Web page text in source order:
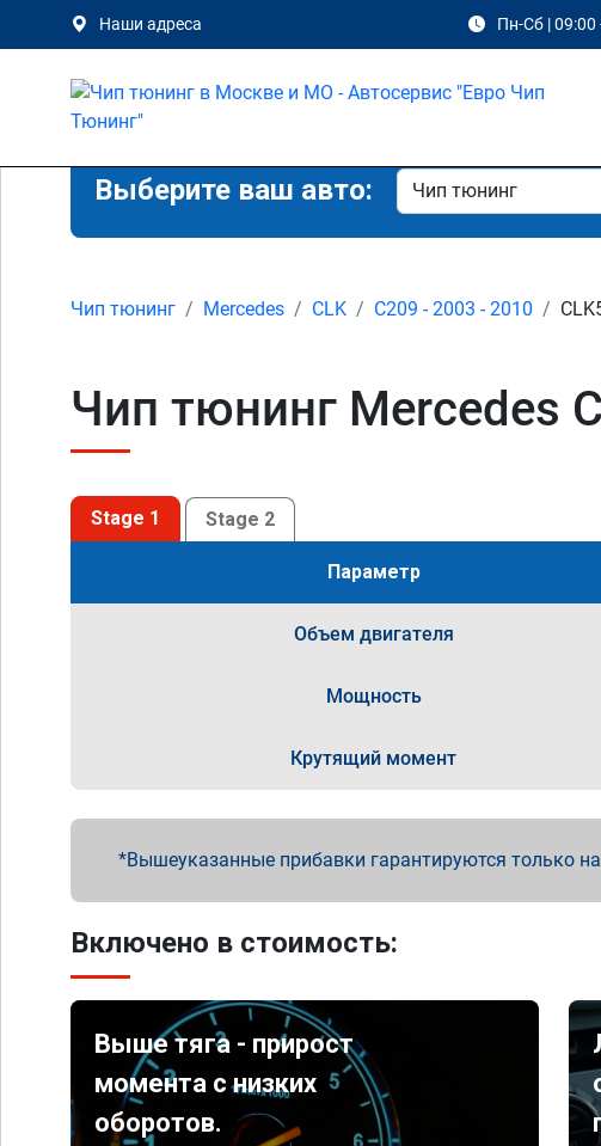
Наши адреса Пн-Сб | 09:00
Выберите ваш авто:
Чип тюнинг Mercedes CLK C209 - 2003 - 2010
Чип тюнинг Mercedes
Stage 1 Stage 2
Параметр
Объем двигателя
Мощность
Крутящий момент
Вышеуказанные прибавки гарантируются только
Включено в стоимость:
Выше тяга - прирост
момента с низких
оборотов.